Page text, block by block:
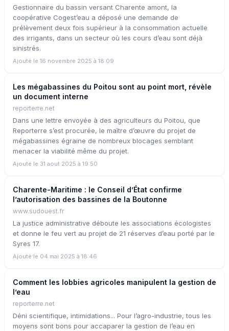
Gestionnaire du bassin versant Charente amont, la
coopérative Cogest’eau a déposé une demande de
prélèvement deux fois supérieur à la consommation actuelle
des irrigants, dans un secteur où les cours d’eau sont déjà
sinistrés.
Ajouté le 16 novembre 2025 à 18:09
Les mégabassines du Poitou sont au point mort, révèle
un document interne
reporterre.net
Dans une lettre envoyée à des agriculteurs du Poitou, que
Reporterre s’est procurée, le maître d’œuvre du projet de
mégabassines égraine de nombreux blocages semblant
menacer la viabilité même du projet.
Ajouté le 31 aout 2025 à 19:50
Charente-Maritime : le Conseil d’État confirme
l’autorisation des bassines de la Boutonne
www.sudouest.fr
La justice administrative déboute les associations écologistes
et donne le feu vert au projet de 21 réserves d’eau porté par le
Syres 17.
Ajouté le 04 mai 2025 à 18:46
Comment les lobbies agricoles manipulent la gestion de
l’eau
reporterre.net
Déni scientifique, intimidations... Pour l’agro-industrie, tous les
moyens sont bons pour accaparer la gestion de l’eau en